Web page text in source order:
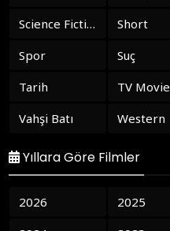
Science Fiction
Short
Spor
Suç
Tarih
TV Movie
Vahşi Batı
Western
Yıllara Göre Filmler
2026
2025